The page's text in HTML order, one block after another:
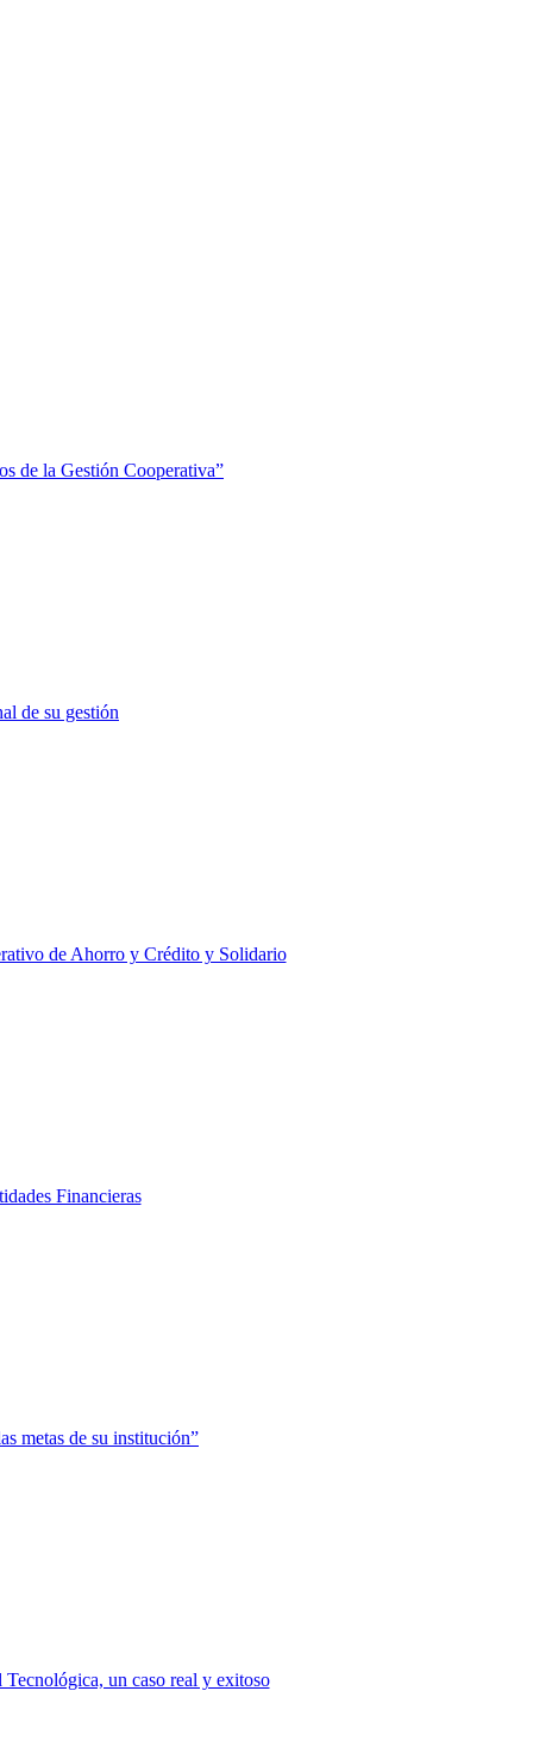
de la Gestión Cooperativa”
de su gestión
de Ahorro y Crédito y Solidario
Financieras
metas de su institución”
un caso real y exitoso